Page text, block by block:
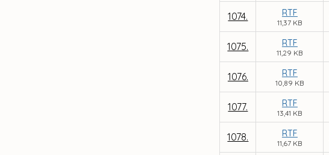
1074. RTF
11,37 KB
1075. RTF
11,29 KB
1076. RTF
10,89 KB
1077. RTF
13,41 KB
1078. RTF
11,67 KB